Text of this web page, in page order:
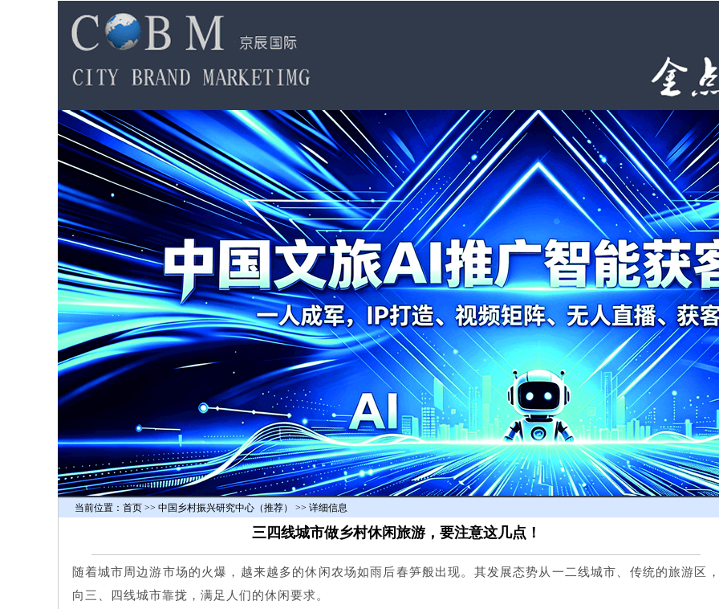
当前位置： 首页 >> 中国乡村振兴研究中心（推荐） >> 详细信息
三四线城市做乡村休闲旅游，要注意这几点！
随着城市周边游市场的火爆，越来越多的休闲农场如雨后春笋般出现。其发展态势从一二线城市、传统的旅游区
向三、四线城市靠拢，满足人们的休闲要求。